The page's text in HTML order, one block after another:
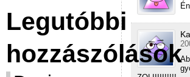
Legutóbbi
hozzászólások